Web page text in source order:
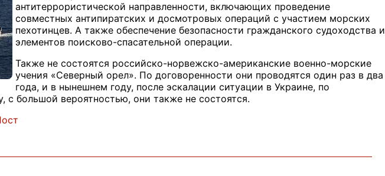
антитеррористической направленности, включающих проведение
совместных антипиратских и досмотровых операций с участием морских
пехотинцев. А также обеспечение безопасности гражданского судоходства и
элементов поисково-спасательной операции.
Также не состоятся российско-норвежско-американские военно-морские
учения «Северный орел». По договоренности они проводятся один раз в два
года, и в нынешнем году, после эскалации ситуации в Украине, по
с большой вероятностью, они также не состоятся.